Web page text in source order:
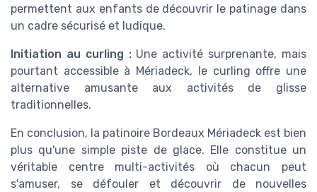
permettent aux enfants de découvrir le patinage dans
un cadre sécurisé et ludique.
Initiation au curling :Une activité surprenante, mais
pourtant accessible à Mériadeck, le curling offre une
alternative amusante aux activités de glisse
traditionnelles.
En conclusion, la patinoire Bordeaux Mériadeck est bien
plus qu'une simple piste de glace. Elle constitue un
véritable centre multi-activités où chacun peut
s'amuser, se défouler et découvrir de nouvelles